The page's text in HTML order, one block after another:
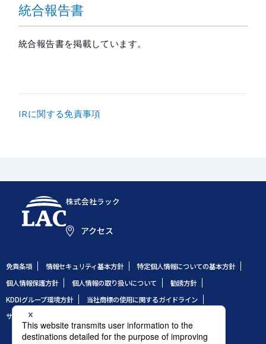
統合報告書
統合報告書を掲載しています。
IRに関する免責事項
株式会社ラック
アクセス
免責条項 情報セキュリティ基本方針
特定個人情報についての基本方針
個人情報保護方針
個人情報の取り扱いについて
勧誘方針
KDDIグループ環境方針
当社商標の使用に関するガイドライン
サイトのご利用条件